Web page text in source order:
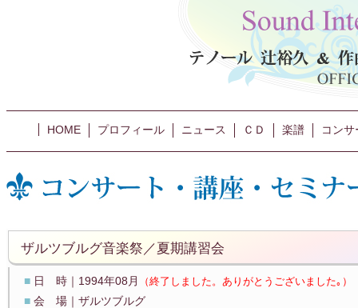
HOME プロフィール ニュース ＣＤ 楽譜 コン
ザルツブルグ音楽祭／夏期講習会
■ 日 時｜1994年08月 （終了しました。ありがとうございました｡）
■ 会 場｜ザルツブルグ